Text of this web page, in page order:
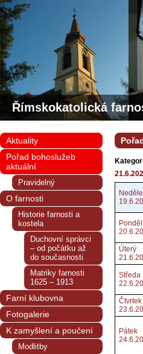
Římskokatolická
Neděle
Úterý
Středa
Čtvrtek
Pátek
Aktuality
Pořad bohoslužeb
aktuální
Pravidelný
O farnosti
Historie farnosti a
kostela
Duchovní správci
– od počátku až
do současnosti
Matriky farnosti
1625 – 1913
Farní klubovna
Fotogalerie
K zamyšlení a poučení
Modlitby